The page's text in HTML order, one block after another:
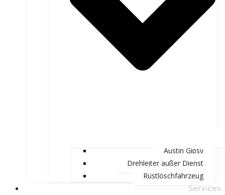
Austin Gipsy
Drehleiter außer Dienst
Rüstlöschfahrzeug
Services